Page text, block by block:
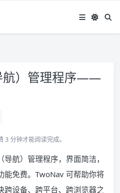
航）管理程序——
分钟才能阅读完成。
航）管理程序，界面简洁，
能免费。TwoNav 可帮助你将
跨设备、跨平台、跨浏览器之